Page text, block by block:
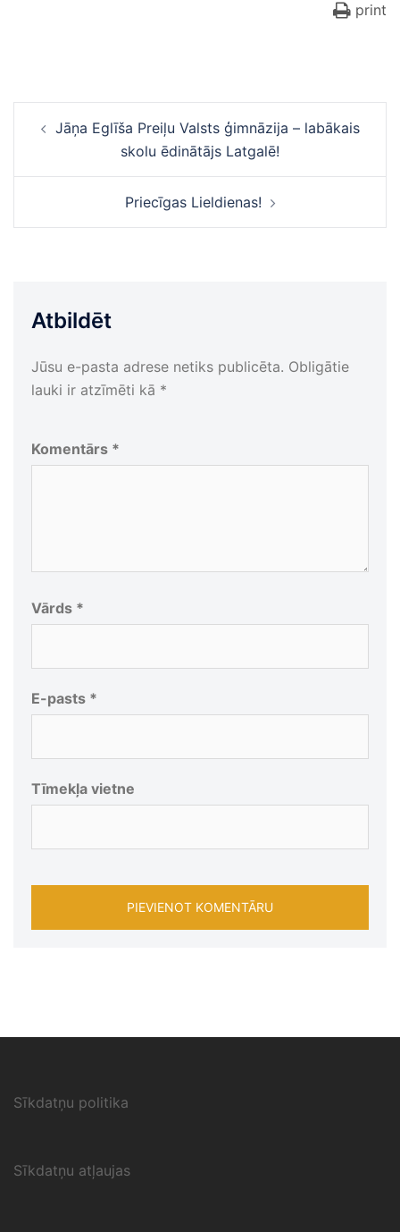
print
navigācija
Jāņa Eglīša Preiļu Valsts ģimnāzija – labākais
skolu ēdinātājs Latgalē!
Priecīgas Lieldienas!
Atbildēt
Jūsu e-pasta adrese netiks publicēta. Obligātie
lauki ir atzīmēti kā *
Komentārs *
Vārds *
E-pasts *
Tīmekļa vietne
Sīkdatņu politika
Sīkdatņu atļaujas